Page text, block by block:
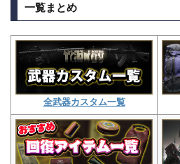
一覧まとめ
全武器カスタム一覧